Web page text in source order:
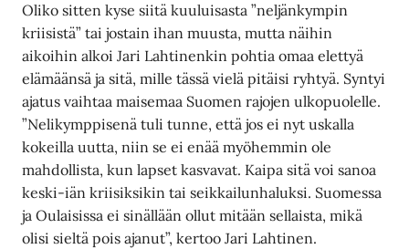
Oliko sitten kyse siitä kuuluisasta ”neljänkympin
kriisistä” tai jostain ihan muusta, mutta näihin
aikoihin alkoi Jari Lahtinenkin pohtia omaa elettyä
elämäänsä ja sitä, mille tässä vielä pitäisi ryhtyä. Syntyi
ajatus vaihtaa maisemaa Suomen rajojen ulkopuolelle.
”Nelikymppisenä tuli tunne, että jos ei nyt uskalla
kokeilla uutta, niin se ei enää myöhemmin ole
mahdollista, kun lapset kasvavat. Kaipa sitä voi sanoa
keski-iän kriisiksikin tai seikkailunhaluksi. Suomessa
ja Oulaisissa ei sinällään ollut mitään sellaista, mikä
olisi sieltä pois ajanut”, kertoo Jari Lahtinen.